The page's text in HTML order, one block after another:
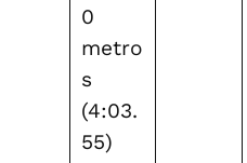
0
metro
s
(4:03.
55)